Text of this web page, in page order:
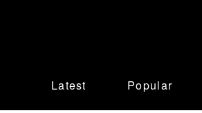
Latest Popular